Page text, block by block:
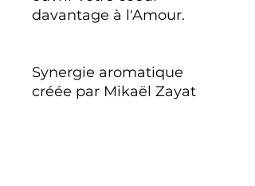
davantage à l'Amour.
Synergie aromatique
créée par Mikaël Zayat